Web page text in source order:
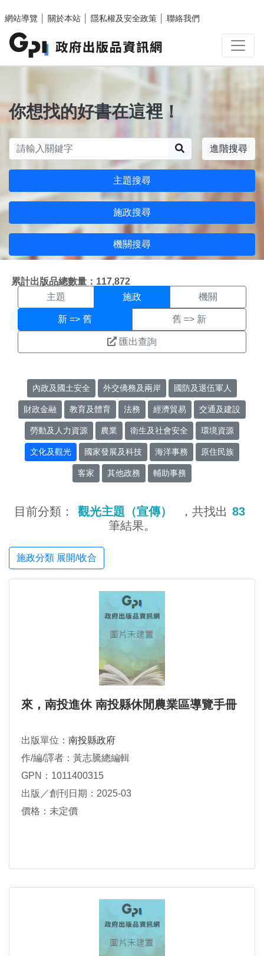
網站導覽
關於本站 隱私權及安全政策 聯絡我們
你想找的好書在這裡！
進階搜尋
主題搜尋
施政搜尋
機關搜尋
累計出版品總數量：117,872
施政搜尋結果頁面
主題 施政 機關
新 => 舊 舊 => 新
匯出查詢
內政及國土安全 外交僑務及兩岸 國防及退伍軍人
財政金融 教育及體育 法務 經濟貿易 交通及建設
勞動及人力資源 農業 衛生及社會安全 環境資源
文化及觀光 國家發展及科技 海洋事務 原住民族
客家 其他政務 輔助事務
目前分類： 觀光主題（宣傳） ，共找出 83
筆結果。
施政分類 展開/收合
來，南投進休 南投縣休閒農業區導覽手冊
出版單位： 南投縣政府
作/編/譯者：黃志騰總編輯
GPN：1011400315
出版／創刊日期：2025-03
價格：未定價